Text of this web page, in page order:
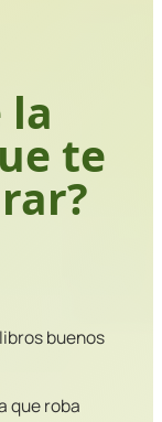
la
te
buenos
que roba